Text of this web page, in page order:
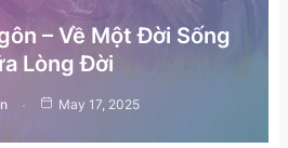
– Về Một Đời Sống
Lòng Đời
May 17, 2025